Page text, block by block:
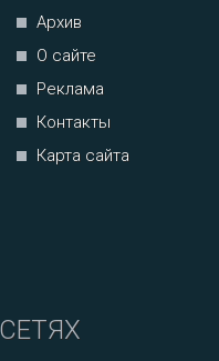
Архив
О сайте
Реклама
Контакты
Карта сайта